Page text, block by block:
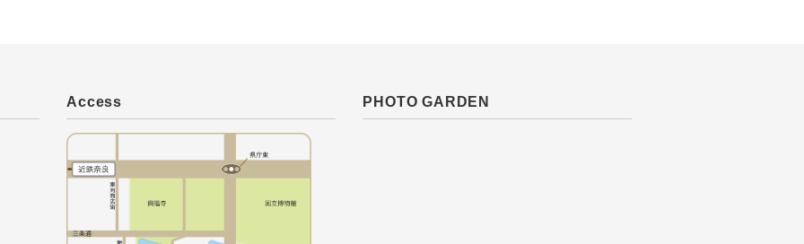
Access PHOTO GARDEN